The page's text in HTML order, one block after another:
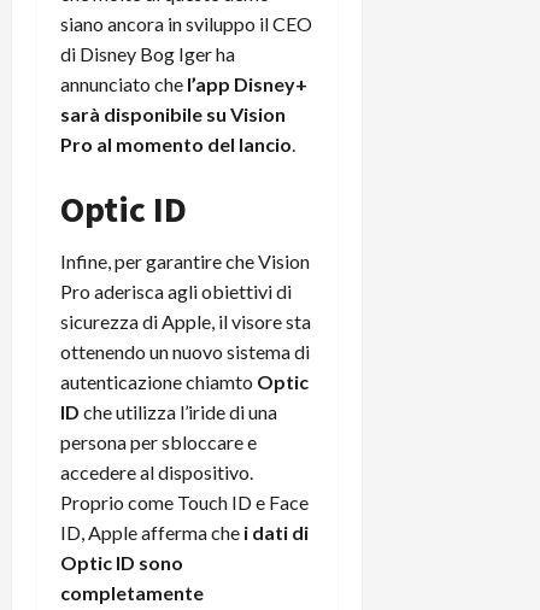
siano ancora in sviluppo il CEO
di Disney Bog Iger ha
annunciato che l’app Disney+
sarà disponibile su Vision
Pro al momento del lancio.
Optic ID
Infine, per garantire che Vision
Pro aderisca agli obiettivi di
sicurezza di Apple, il visore sta
ottenendo un nuovo sistema di
autenticazione chiamto Optic
ID che utilizza l’iride di una
persona per sbloccare e
accedere al dispositivo.
Proprio come Touch ID e Face
ID, Apple afferma che i dati di
Optic ID sono
completamente